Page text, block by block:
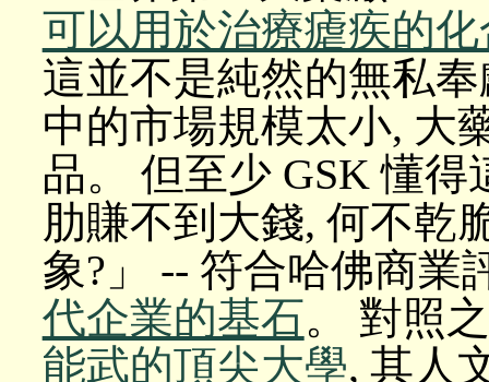
可以用於治療瘧疾的
這並不是純然的無私
中的市場規模太小, 大
品。 但至少 GSK 懂
肋賺不到大錢, 何不乾
象?」 -- 符合哈佛商業
代企業的基石。 對照
能武的頂尖大學, 其人